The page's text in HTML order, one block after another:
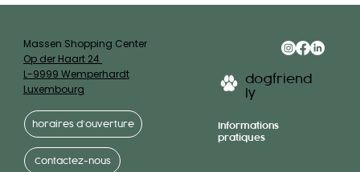
dogfriend
ly
Informations
pratiques
Massen Shopping Center
Op der Haart 24
L-9999 Wemperhardt
Luxembourg
horaires d’ouverture
Contactez-nous